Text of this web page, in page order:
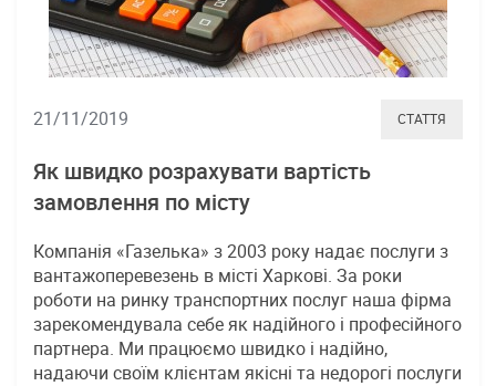
21/11/2019 СТАТТЯ
Як швидко розрахувати вартість
замовлення по місту
Компанія «Газелька» з 2003 року надає послуги з
вантажоперевезень в місті Харкові. За роки
роботи на ринку транспортних послуг наша фірма
зарекомендувала себе як надійного і професійного
партнера. Ми працюємо швидко і надійно,
надаючи своїм клієнтам якісні та недорогі послуги